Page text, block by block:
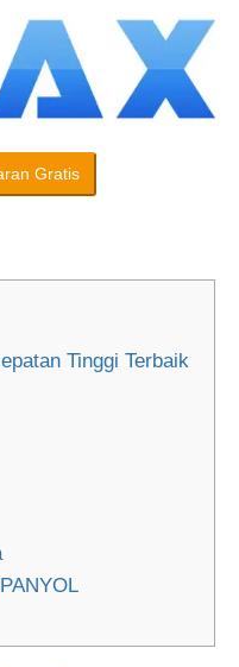
Gratis
Tinggi Terbaik